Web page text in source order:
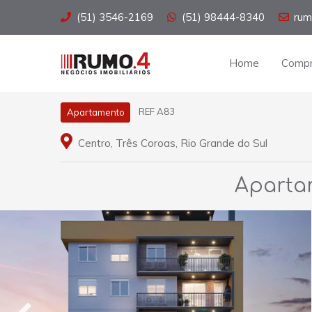
(51) 3546-2169 (51) 98444-8340
Home
Apartamento REF A83
Centro, Três Coroas, Rio Grande do Sul